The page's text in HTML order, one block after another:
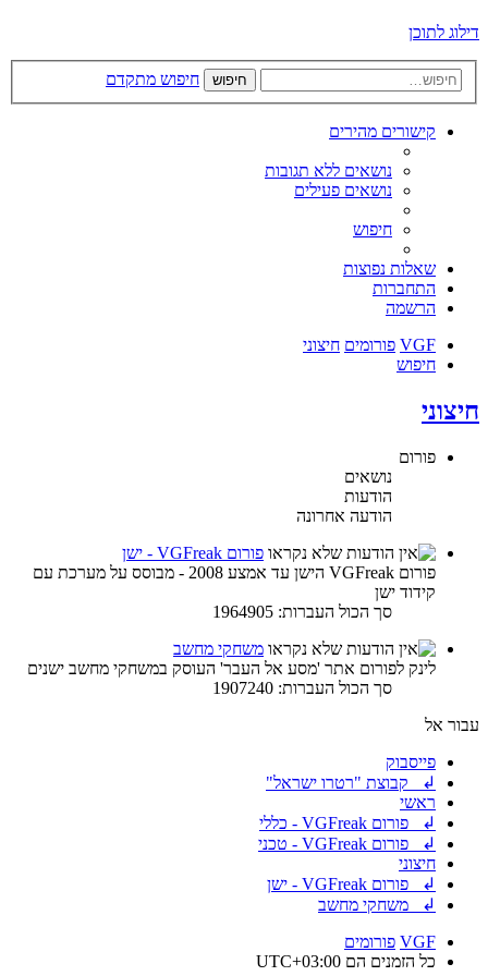
דילוג לתוכן
חיפוש חיפוש מתקדם
קישורים מהירים
נושאים ללא תגובות
נושאים פעילים
חיפוש
שאלות נפוצות
התחברות
הרשמה
VGF פורומים חיצוני
חיפוש
חיצוני
פורום
נושאים
הודעות
הודעה אחרונה
פורום VGFreak - ישן
פורום VGFreak הישן עד אמצע 2008 - מבוסס על מערכת עם
קידוד ישן
סך הכול העברות: 1964905
משחקי מחשב
לינק לפורום אתר 'מסע אל העבר' העוסק במשחקי מחשב ישנים
סך הכול העברות: 1907240
עבור אל
פייסבוק
↲ קבוצת "רטרו ישראל"
ראשי
↲ פורום VGFreak - כללי
↲ פורום VGFreak - טכני
חיצוני
↲ פורום VGFreak - ישן
↲ משחקי מחשב
VGF פורומים
כל הזמנים הם UTC+03:00